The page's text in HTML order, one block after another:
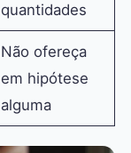
quantidades
Não ofereça
em hipótese
alguma